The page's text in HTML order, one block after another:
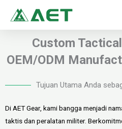
konten
Custom
OEM/ODM
Tujuan Utama Anda
Di AET Gear, kami bangga menjadi
taktis dan peralatan militer.